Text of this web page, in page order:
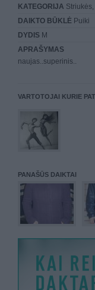
KATEGORIJA
DAIKTO BŪKLĖ Puiki
DYDIS M
APRAŠYMAS
naujas..superinis..
VARTOTOJAI KURIE
PANAŠŪS DAIKTAI